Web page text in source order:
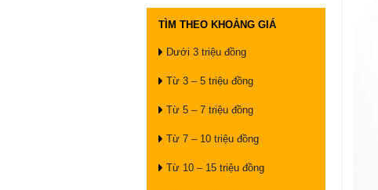
TÌM THEO KHOẢNG GIÁ
Dưới 3 triệu đồng
Từ 3 – 5 triệu đồng
Từ 5 – 7 triệu đồng
Từ 7 – 10 triệu đồng
Từ 10 – 15 triệu đồng